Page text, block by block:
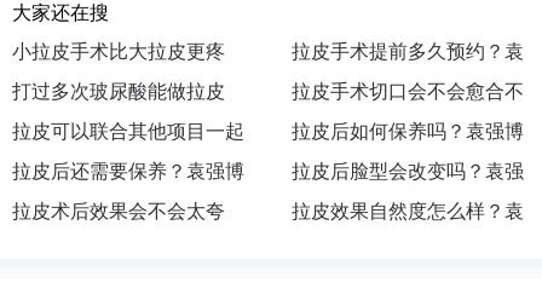
大家还在搜
小拉皮手术比大拉皮更疼
吗？袁强博士|医生|怎么挂
号|去哪预约|如何挂号|咨询
拉皮手术提前多久预约？袁
强博士|医生|如何预约|出诊
地点|执业医院|主要在哪
打过多次玻尿酸能做拉皮
吗？袁强博士|医生|在哪坐
诊|执业机构|医院|联系方式
拉皮手术切口会不会愈合不
好？袁强博士|医生|在哪出
诊|去哪找|怎么联系|预约|挂
号
拉皮可以联合其他项目一起
做吗？袁强博士|怎么预约|
挂号|联系|面诊|咨询|在哪出
拉皮后如何保养吗？袁强博
士|医生|怎么挂号|去哪预约|
如何挂号|咨询
拉皮后还需要保养？袁强博
士|医生|如何预约|出诊地点|
拉皮后脸型会改变吗？袁强
博士|医生|在哪坐诊|执业机
拉皮术后效果会不会太夸
拉皮效果自然度怎么样？袁